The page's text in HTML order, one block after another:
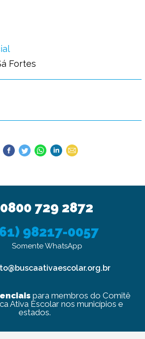
Fortes
0800 729 2872
98217-0057
Somente WhatsApp
para membros do Comitê
Ativa Escolar nos municípios e
estados.